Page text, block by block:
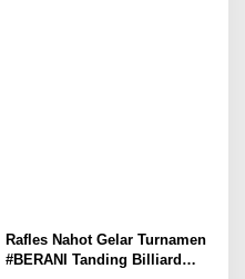
Rafles Nahot Gelar Turnamen
#BERANI Tanding Billiard